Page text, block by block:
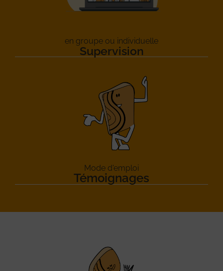
Supervision
en groupe ou individuelle
Témoignages
Mode d'emploi